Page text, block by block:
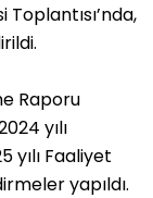
Raporu
yılı
yılı Faaliyet
yapıldı.